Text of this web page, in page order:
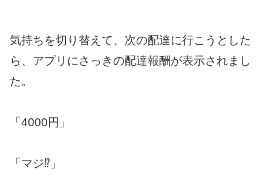
気持ちを切り替えて、次の配達に行こうとした
ら、アプリにさっきの配達報酬が表示されまし
た。
「4000円」
「マジ⁉︎」